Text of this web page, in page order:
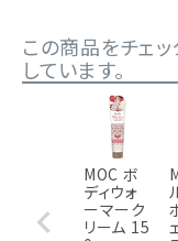
この商品をチェ
しています。
MOC ボ
ディウォ
ーマーク
リーム 15